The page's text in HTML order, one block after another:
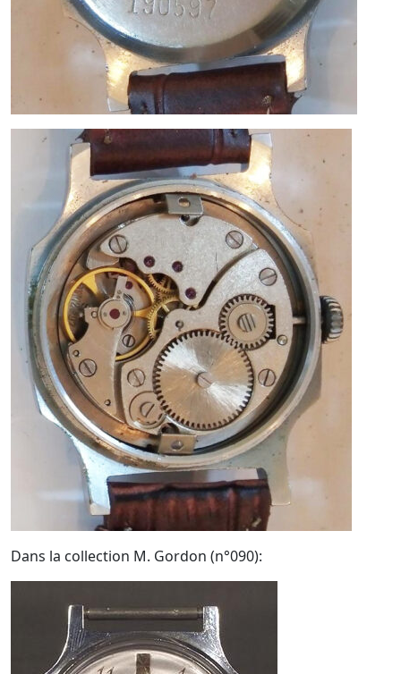
Dans la collection M. Gordon (n°090):